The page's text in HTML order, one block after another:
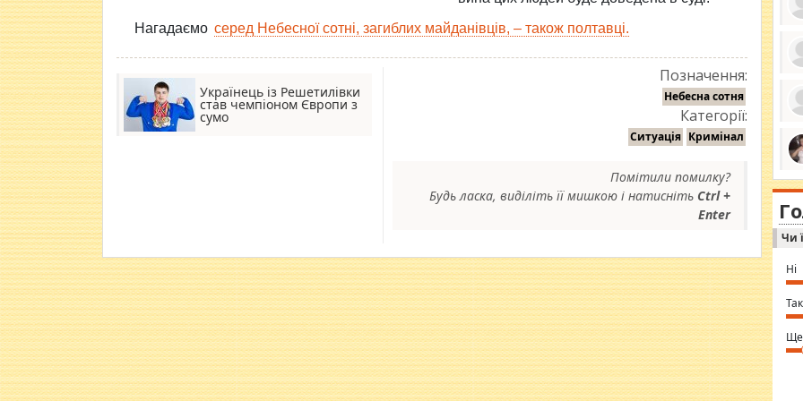
Нагадаємо серед Небесної сотні, загиблих майданівців, – також полтавці.
Українець із Решетилівки
став чемпіоном Європи з
сумо
Позначення:
Небесна сотня
Категорії:
Ситуація Кримінал
Помітили помилку?
Будь ласка, виділіть її мишкою і натисніть Ctrl +
Enter
за
ми
in
⇒
Чи
Ні
Так
Ще